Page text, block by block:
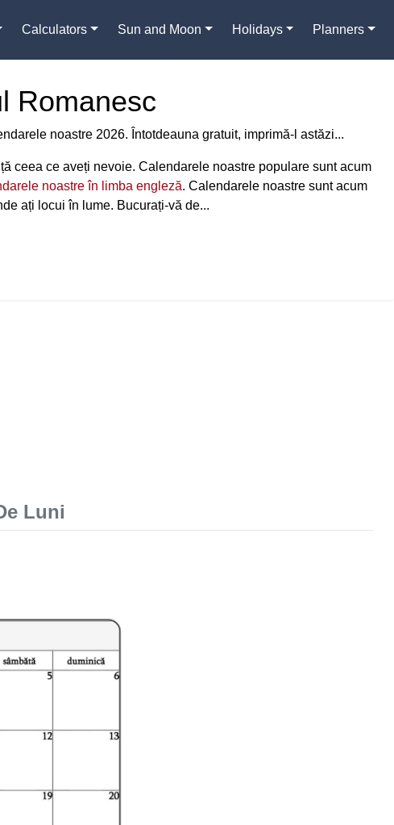
Calculators Sun and Moon Holidays Planners
Romanesc
noastre 2026. Întotdeauna gratuit, imprimă-l astăzi...
ceea ce aveți nevoie. Calendarele noastre populare sunt acum
noastre în limba engleză. Calendarele noastre sunt acum
ați locui în lume. Bucurați-vă de...
Luni